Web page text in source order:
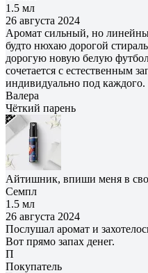
1.5 мл
26 августа 2024
Аромат сильный, но
будто нюхаю дорогой
дорогую новую белую
сочетается с естественным
индивидуально под каждого.
Валера
Чёткий парень
Айтишник, впиши меня в
Семпл
1.5 мл
26 августа 2024
Послушал аромат и
Вот прямо запах денег.
П
Покупатель